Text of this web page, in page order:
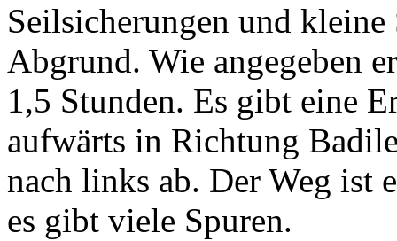
Seilsicherungen und kleine
Abgrund. Wie angegeben
1,5 Stunden. Es gibt eine
aufwärts in Richtung
nach links ab. Der Weg ist
es gibt viele Spuren.